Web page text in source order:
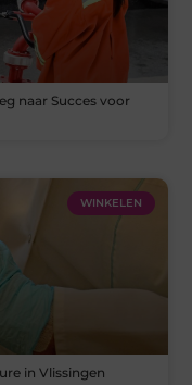
naar Succes voor
WINKELEN
in Vlissingen